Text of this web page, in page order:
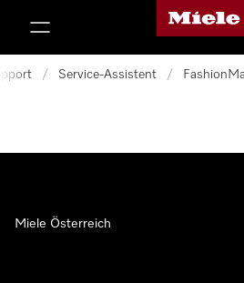
Miele-
/ Service-Assistent /
Miele Österreich